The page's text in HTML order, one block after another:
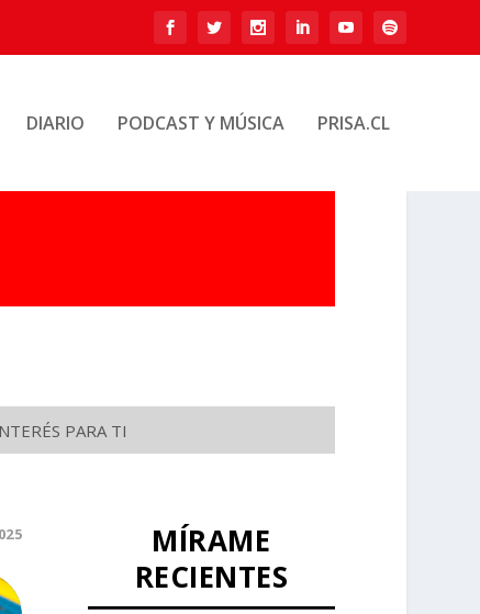
DIARIO PODCAST Y MÚSICA PRISA.CL
PARA TI
MÍRAME
RECIENTES